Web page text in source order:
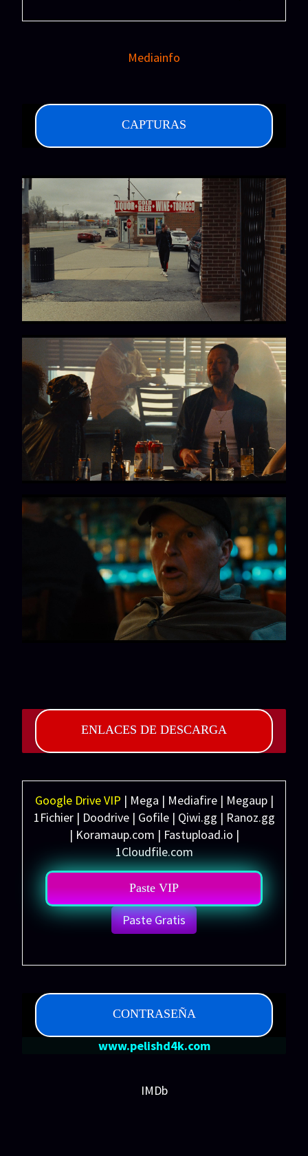
Español Latino/Castellano/Inglés (SRT)
Peso: 2.43 GB
Mediainfo
CAPTURAS
ENLACES DE DESCARGA
Google Drive VIP | Mega | Mediafire | Megaup |
1Fichier | Doodrive | Gofile | Qiwi.gg | Ranoz.gg
| Koramaup.com | Fastupload.io |
1Cloudfile.com
Paste VIP
Paste Gratis
CONTRASEÑA
www.pelishd4k.com
IMDb